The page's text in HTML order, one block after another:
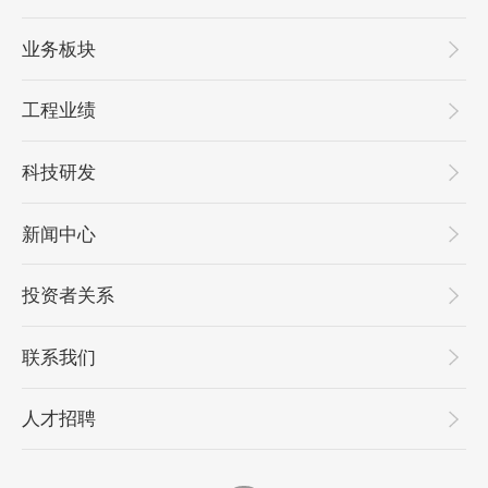
业务板块
工程业绩
科技研发
新闻中心
投资者关系
联系我们
人才招聘